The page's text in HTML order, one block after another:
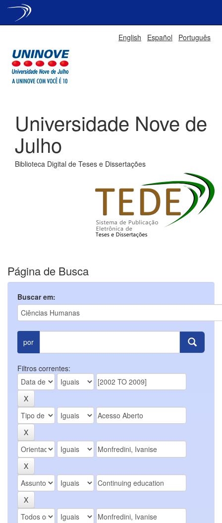
English Español Português
Universidade Nove de
Julho
Biblioteca Digital de Teses e Dissertações
Página de Busca
Buscar em:
por
Filtros correntes: